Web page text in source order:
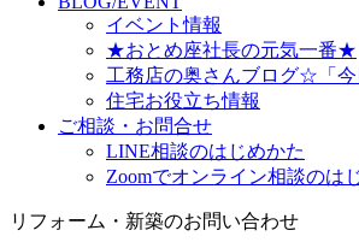
イベント情報
★おとめ座社長の元気一番★
工務店の奥さんブログ☆「今
住宅お役立ち情報
ご相談・お問合せ
LINE相談のはじめかた
Zoomでオンライン相談のは
リフォーム・新築のお問い合わせ